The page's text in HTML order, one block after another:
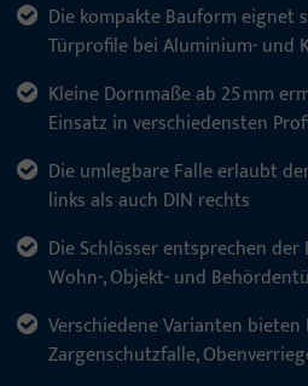
Die kompakte Bauform eignet
Türprofile bei Aluminium- und
Kleine Dornmaße ab 25 mm
Einsatz in verschiedensten
Die umlegbare Falle erlaubt
links als auch DIN rechts
Die Schlösser entsprechen der
Wohn-, Objekt- und
Verschiedene Varianten
Zargenschutzfalle,